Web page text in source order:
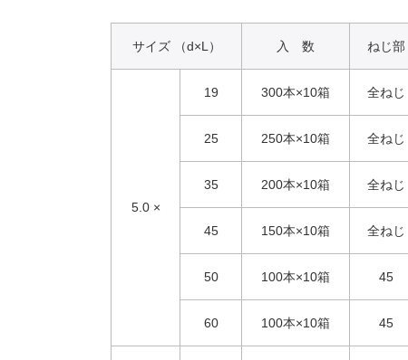
サイズ （d×L） 入 数 ねじ部
5.0 ×
19 300本×10箱 全ねじ
25 250本×10箱 全ねじ
35 200本×10箱 全ねじ
45 150本×10箱 全ねじ
50 100本×10箱 45
60 100本×10箱 45